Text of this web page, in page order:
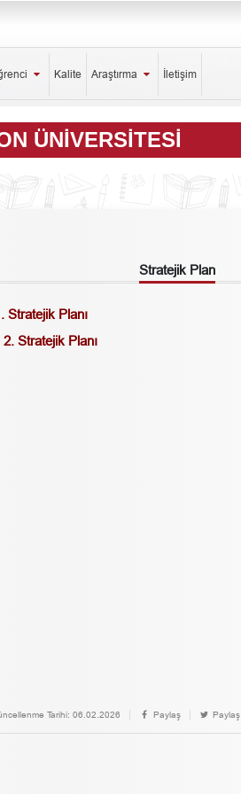
Kalite Araştırma İletişim
ÜNİVERSİTESİ
Stratejik Plan
Stratejik Planı
Stratejik Planı
Tarihi: 06.02.2026 Paylaş Paylaş